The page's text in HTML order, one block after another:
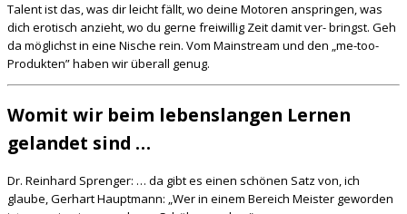
Talent ist das, was dir leicht fällt, wo deine Motoren anspringen, was
dich erotisch anzieht, wo du gerne freiwillig Zeit damit ver- bringst. Geh
da möglichst in eine Nische rein. Vom Mainstream und den „me-too-
Produkten” haben wir überall genug.
Womit wir beim lebenslangen Lernen
gelandet sind …
Dr. Reinhard Sprenger: … da gibt es einen schönen Satz von, ich
glaube, Gerhart Hauptmann: „Wer in einem Bereich Meister geworden